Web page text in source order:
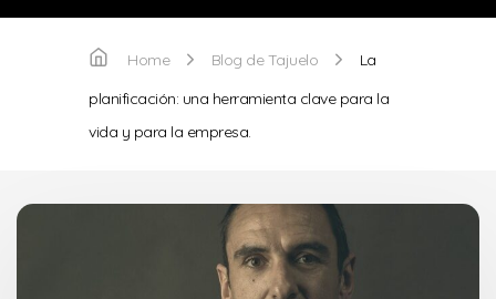
Home Blog de Tajuelo
La
planificación: una herramienta clave para la
vida y para la empresa.